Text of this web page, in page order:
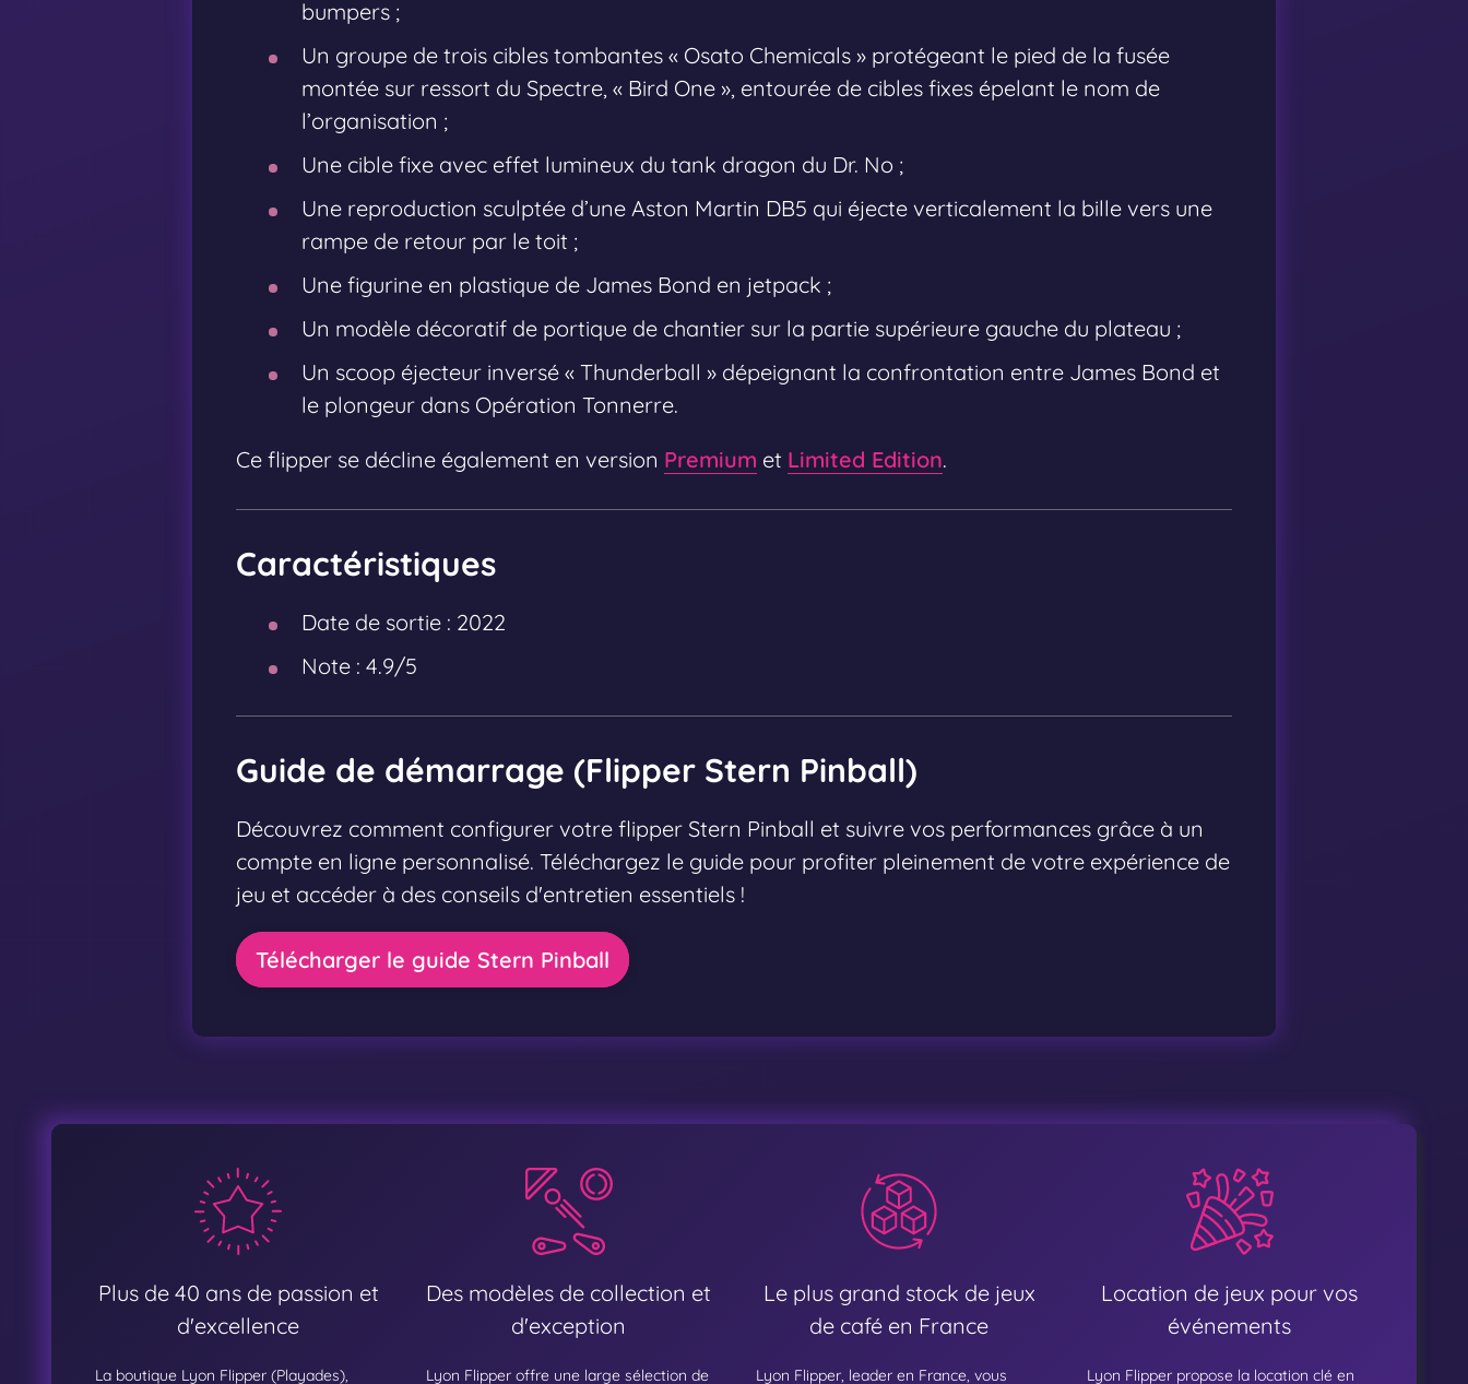
bumpers ;
Un groupe de trois cibles tombantes « Osato Chemicals » protégeant le pied de la fusée
montée sur ressort du Spectre, « Bird One », entourée de cibles fixes épelant le nom de
l’organisation ;
Une cible fixe avec effet lumineux du tank dragon du Dr. No ;
Une reproduction sculptée d’une Aston Martin DB5 qui éjecte verticalement la bille vers une
rampe de retour par le toit ;
Une figurine en plastique de James Bond en jetpack ;
Un modèle décoratif de portique de chantier sur la partie supérieure gauche du plateau ;
Un scoop éjecteur inversé « Thunderball » dépeignant la confrontation entre James Bond et
le plongeur dans Opération Tonnerre.
Ce flipper se décline également en version Premium et Limited Edition.
Caractéristiques
Date de sortie : 2022
Note : 4.9/5
Guide de démarrage (Flipper Stern Pinball)
Découvrez comment configurer votre flipper Stern Pinball et suivre vos performances grâce à un
compte en ligne personnalisé. Téléchargez le guide pour profiter pleinement de votre expérience de
jeu et accéder à des conseils d'entretien essentiels !
Télécharger le guide Stern Pinball
Plus de 40 ans de passion et
d'excellence
La boutique Lyon Flipper (Playades),
Des modèles de collection et
d'exception
Lyon Flipper offre une large sélection de
Le plus grand stock de jeux
de café en France
Lyon Flipper, leader en France, vous
Location de jeux pour vos
événements
Lyon Flipper propose la location clé en